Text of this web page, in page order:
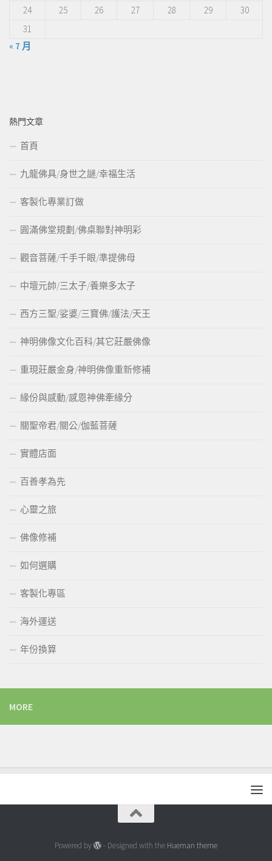
24
25 26 27 28 29
30
31
« 7 月
熱門文章
首頁
九龍佛具/身世之謎/幸福生活
客製化專業訂做
圓滿佛堂規劃/佛桌聯對神明彩
觀音菩薩/千手千眼/準提佛母
中壇元帥/三太子/養樂多太子
西方三聖/娑婆/三寶佛/護法/天王
神明佛像文化百科/其它莊嚴佛像
重現莊嚴金身/神明佛像重新修補
緣份與感動/感恩神佛牽緣分
關聖帝君/關公/伽藍菩薩
實體店面
百善孝為先
心靈之旅
佛像修補
如何選購
客製化專區
海外運送
年份換算
MORE
Powered by - Designed with the Hueman theme